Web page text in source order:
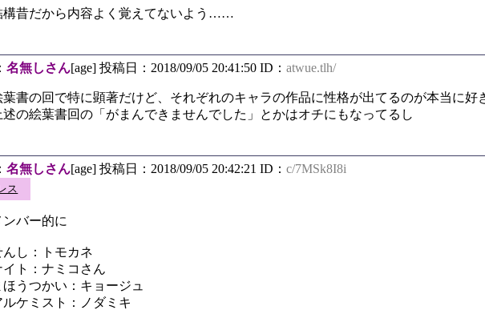
構昔だから内容よく覚えてないよう……
名無しさん[age] 投稿日：2018/09/05 20:41:50 ID： atwue.tlh/
葉書の回で特に顕著だけど、それぞれのキャラの作品に性格が出てるのが本当に好
述の絵葉書回の「がまんできませんでした」とかはオチにもなってるし
名無しさん[age] 投稿日：2018/09/05 20:42:21 ID： c/7MSk8I8i
ス
ンバー的に
んし：トモカネ
イト：ナミコさん
ほうつかい：キョージュ
ルケミスト：ノダミキ